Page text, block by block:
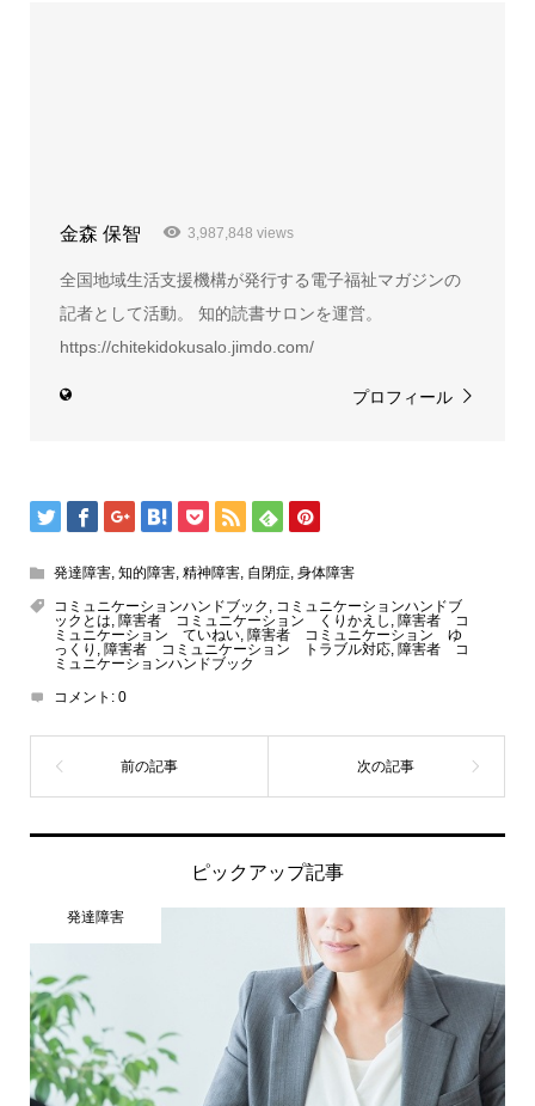
金森 保智 3,987,848 views
全国地域生活支援機構が発行する電子福祉マガジンの
記者として活動。 知的読書サロンを運営。
https://chitekidokusalo.jimdo.com/
プロフィール
発達障害, 知的障害, 精神障害, 自閉症, 身体障害
コミュニケーションハンドブック , コミュニケーションハンドブ
ックとは, 障害者 コミュニケーション くりかえし , 障害者 コ
ミュニケーション ていねい, 障害者 コミュニケーション ゆ
っくり , 障害者 コミュニケーション トラブル対応, 障害者 コ
ミュニケーションハンドブック
コメント: 0
ピックアップ記事
発達障害